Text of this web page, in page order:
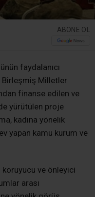
ABONE OL
faydalanıcı
Birleşmiş Milletler
finanse edilen ve
yürütülen proje
kadına yönelik
yapan kamu kurum ve
koruyucu ve önleyici
arası